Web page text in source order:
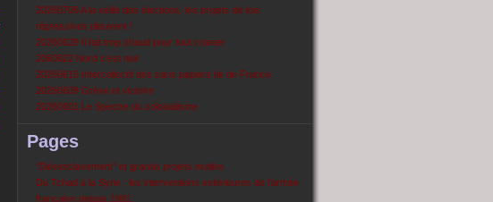
20260706 A la veille des élections, les projets de lois
répressives pleuvent !
20260629 Il fait trop chaud pour tout cramer
2060622 Nord c’est noir
20260615 Intercollectif des sans papiers Ile de France
20260608 Grève et victoire
20260601 Le Spectre du colonialisme
Pages
‘‘Désenclavement’’ et grands projets inutiles
Du Tchad à la Syrie : les interventions extérieures de l’armée
française depuis 1981